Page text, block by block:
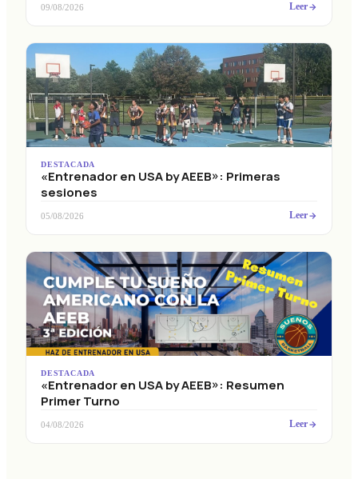
09/08/2026 Leer
DESTACADA
«Entrenador en USA by AEEB»: Primeras
sesiones
05/08/2026 Leer
DESTACADA
«Entrenador en USA by AEEB»: Resumen
Primer Turno
04/08/2026 Leer